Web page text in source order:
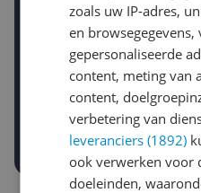
Gewenste daling of bedrag
-10% -15%
Prijsalert
zoals uw IP-adres,
en browsegegevens,
gepersonaliseerde
content, meting van
content,
verbetering van
leveranciers (1892)
ook verwerken voor
doeleinden,